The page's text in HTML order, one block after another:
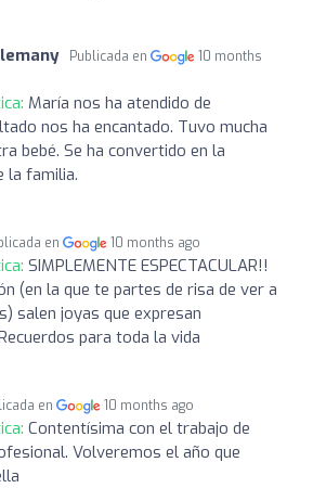
Publicada en
10 months
María nos ha atendido de
nos ha encantado. Tuvo mucha
bebé. Se ha convertido en la
la familia.
en 10 months ago
SIMPLEMENTE ESPECTACULAR!!
(en la que te partes de risa de ver a
salen joyas que expresan
para toda la vida
en 10 months ago
Contentísima con el trabajo de
Volveremos el año que